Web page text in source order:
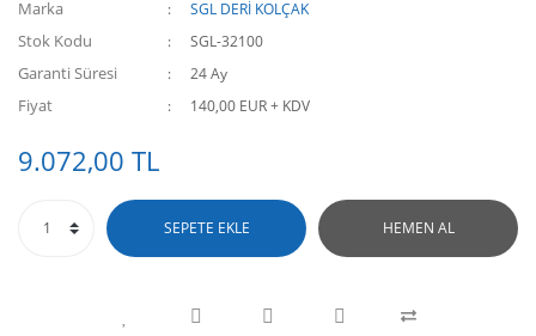
Marka SGL DERİ KOLÇAK
Stok Kodu SGL-32100
Garanti Süresi 24 Ay
Fiyat 140,00 EUR + KDV
9.072,00 TL
SEPETE EKLE HEMEN AL